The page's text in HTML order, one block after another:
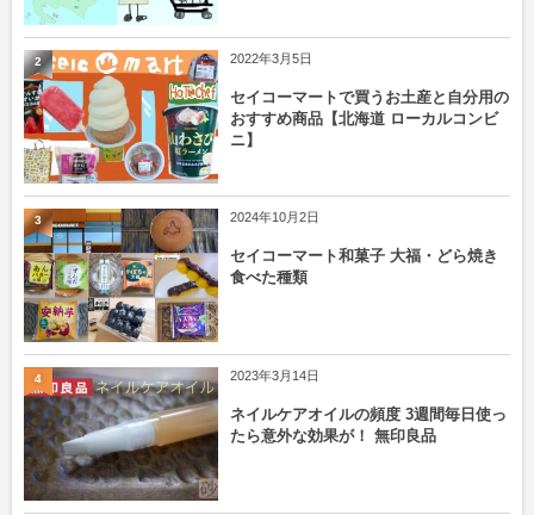
2022年3月5日
セイコーマートで買うお土産と自分用の
おすすめ商品【北海道 ローカルコンビ
ニ】
2
2024年10月2日
セイコーマート和菓子 大福・どら焼き
食べた種類
3
2023年3月14日
ネイルケアオイルの頻度 3週間毎日使っ
たら意外な効果が！ 無印良品
4